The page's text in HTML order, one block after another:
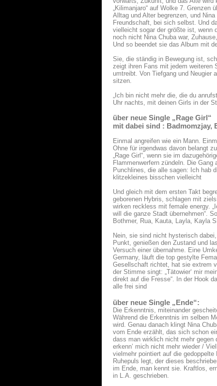
„Kilimanjaro“ auf Wolke 7. Grenzen
Alltag und Alter begrenzen, und
Freundschaft, bei sich selbst. Und
vielleicht sogar der größte ist, wenn
noch nicht Nina Chuba war,
Und so beendet sie das Album mit
Sie, die ständig in Bewegung ist,
zeigt ihren Fans mit jedem weiteren
umtreibt. Von Tiefgang und Neugier
sitzen.
„Ich bin nicht mehr die, die du
Uhr nachts, mit deinen Girls in der
über neue Single „Rage Girl“
mit dabei sind : Badmomzjay,
Einmal angreifen wie ein Mann.
Ohne für irgendwas davon belangt
„Rage Girl“, wenn sie im
Flammenwerfern zündeln. Die
Punchlines, die alle sagen: Ich hab
klitzekleines bisschen vielleicht
Und gleich mit dem ersten Takt
geborenen Hybris, schlagen mit
wirken reckless mit female energy.
will die ganze Stadt übernehmen“.
Bothmer, Rua, Kauta, Layla, Kayla
Nein, sie sind nicht hysterisch
Punkt, genießen den Zustand und
Versuch einer übernahme. Eine
Germany, läuft die top gestylte
Gesellschaft richtet, hat sie extrem
der Stimme singt: „Tätowier‘ mir
direkt auf die Fresse“. In der Hook
alle frei sind
über neue Single „Ende“:
Die Erkenntnis, miteinander
Während die Erkenntnis im selben
wird. Genau danach klingt Nina
vom Ende erzählt, das sich schon
dass man wirklich nicht mehr gegen
erkenn’ mich nicht mehr wieder /
vielmehr pointiert auf die
Ruhepuls legt, der dieses
im Ende, man kennt sie. Kraftlos,
in L.A. geschrieben.